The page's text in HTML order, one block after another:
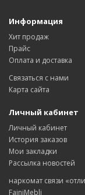
Информация
Хит продаж
Прайс
Оплата и доставка
Связаться с нами
Карта сайта
Личный кабинет
Личный кабинет
История заказов
Мои закладки
Рассылка новостей
наркомат связи
FainiMebli